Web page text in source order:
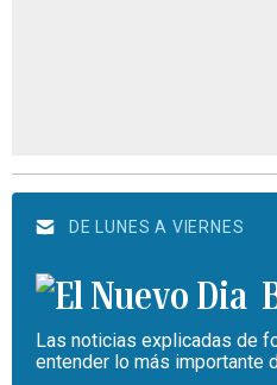
DE LUNES A VIERNES
Las noticias explicadas de
entender lo más importante